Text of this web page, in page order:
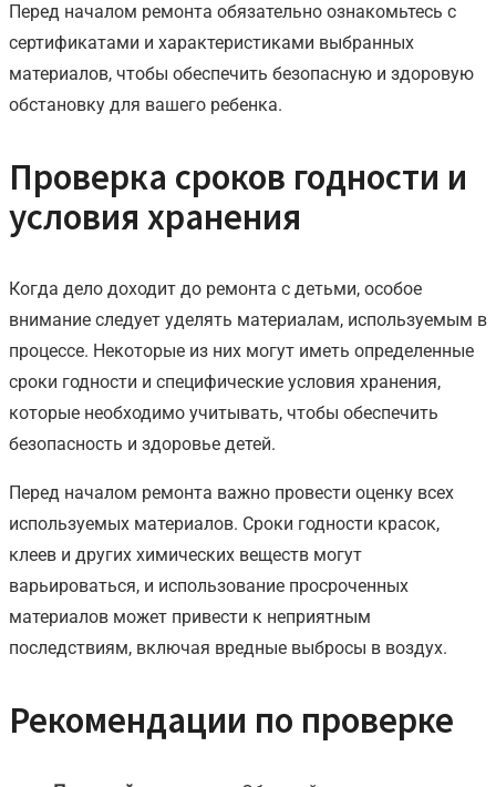
Перед началом ремонта обязательно ознакомьтесь с
сертификатами и характеристиками выбранных
материалов, чтобы обеспечить безопасную и здоровую
обстановку для вашего ребенка.
Проверка сроков годности и
условия хранения
Когда дело доходит до ремонта с детьми, особое
внимание следует уделять материалам, используемым в
процессе. Некоторые из них могут иметь определенные
сроки годности и специфические условия хранения,
которые необходимо учитывать, чтобы обеспечить
безопасность и здоровье детей.
Перед началом ремонта важно провести оценку всех
используемых материалов. Сроки годности красок,
клеев и других химических веществ могут
варьироваться, и использование просроченных
материалов может привести к неприятным
последствиям, включая вредные выбросы в воздух.
Рекомендации по проверке